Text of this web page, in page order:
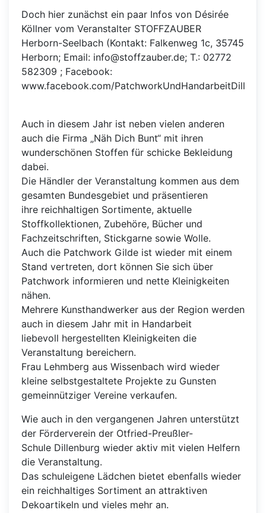
Doch hier zunächst ein paar Infos von Désirée
Köllner vom Veranstalter STOFFZAUBER
Herborn-Seelbach (Kontakt: Falkenweg 1c, 35745
Herborn; Email: info@stoffzauber.de; T.: 02772
582309 ; Facebook:
www.facebook.com/
Auch in diesem Jahr ist neben vielen anderen
auch die Firma „Näh Dich Bunt“ mit ihren
wunderschönen Stoffen für schicke Bekleidung
dabei.
Die Händler der Veranstaltung kommen aus dem
gesamten Bundesgebiet und präsentieren
ihre reichhaltigen Sortimente, aktuelle
Stoffkollektionen, Zubehöre, Bücher und
Fachzeitschriften, Stickgarne sowie Wolle.
Auch die Patchwork Gilde ist wieder mit einem
Stand vertreten, dort können Sie sich über
Patchwork informieren und nette Kleinigkeiten
nähen.
Mehrere Kunsthandwerker aus der Region werden
auch in diesem Jahr mit in Handarbeit
liebevoll hergestellten Kleinigkeiten die
Veranstaltung bereichern.
Frau Lehmberg aus Wissenbach wird wieder
kleine selbstgestaltete Projekte zu Gunsten
gemeinnütziger Vereine verkaufen.
Wie auch in den vergangenen Jahren unterstützt
der Förderverein der Otfried-Preußler-
Schule Dillenburg wieder aktiv mit vielen Helfern
die Veranstaltung.
Das schuleigene Lädchen bietet ebenfalls wieder
ein reichhaltiges Sortiment an attraktiven
Dekoartikeln und vieles mehr an.